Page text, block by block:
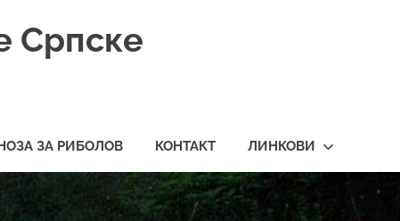
Српске
ЗА РИБОЛОВ КОНТАКТ ЛИНКОВИ